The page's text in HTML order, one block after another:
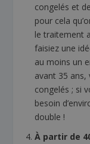
congelés et
pour cela
le traitement
faisiez une
au moins un
avant 35 ans,
congelés ; si
besoin
double !
À partir de